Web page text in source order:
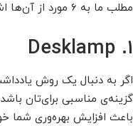
مطلب ما به ۶ مورد از آن‌ها اشاره خواهیم کرد.
۱. Desklamp